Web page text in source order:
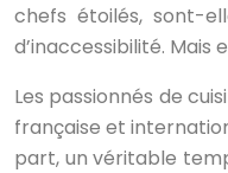
chefs étoilés, sont-
d’inaccessibilité.
Les passionnés de
française et
part, un véritable